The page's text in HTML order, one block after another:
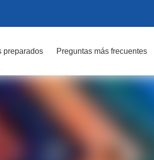
preparados Preguntas más frecuentes